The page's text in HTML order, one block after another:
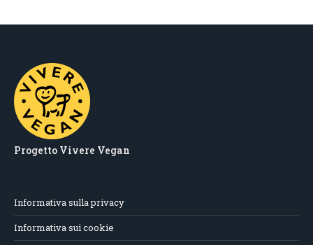
Progetto Vivere Vegan
Informativa sulla privacy
Informativa sui cookie